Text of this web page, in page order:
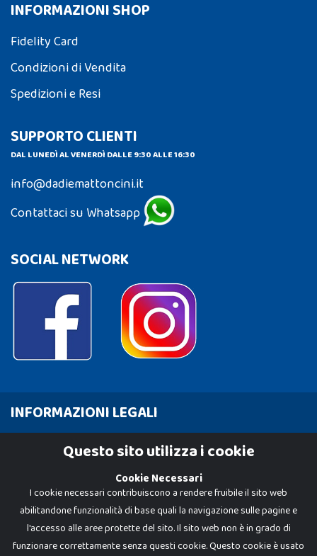
INFORMAZIONI SHOP
Fidelity Card
Condizioni di Vendita
Spedizioni e Resi
SUPPORTO CLIENTI
DAL LUNEDÌ AL VENERDÌ DALLE 9:30 ALLE 16:30
info@dadiemattoncini.it
Contattaci su Whatsapp
SOCIAL NETWORK
INFORMAZIONI LEGALI
Cookie PolicyQuesto sito utilizza i cookie
Cookie Necessari
I cookie necessari contribuiscono a rendere fruibile il sito web
abilitandone funzionalità di base quali la navigazione sulle pagine e
l'accesso alle aree protette del sito. Il sito web non è in grado di
funzionare correttamente senza questi cookie. Questo cookie è usato